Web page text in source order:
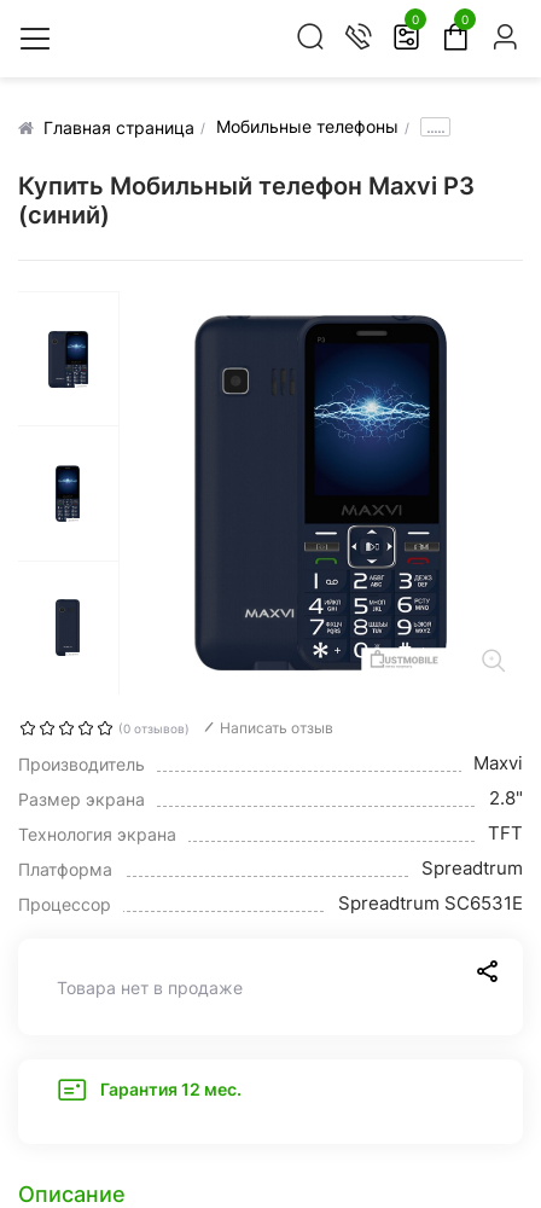
0 0
Главная страница Мобильные телефоны .....
Купить Мобильный телефон Maxvi P3
(синий)
(0 отзывов) Написать отзыв
Производитель Maxvi
Размер экрана 2.8"
Технология экрана TFT
Платформа Spreadtrum
Процессор Spreadtrum SC6531E
Товара нет в продаже
Гарантия 12 мес.
Описание